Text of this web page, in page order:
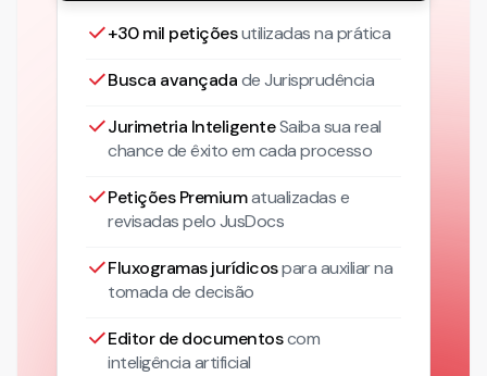
+30 mil petiçõesutilizadas na prática
Busca avançadade Jurisprudência
Jurimetria InteligenteSaiba sua real
chance de êxito em cada processo
Petições Premiumatualizadase
revisadas pelo JusDocs
Fluxogramas jurídicospara auxiliar na
tomada de decisão
Editor de documentoscom
inteligência artificial